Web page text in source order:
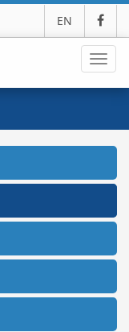
EN